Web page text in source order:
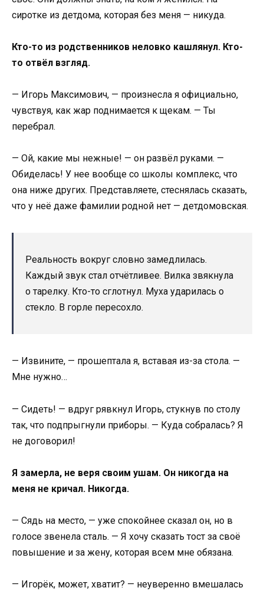
сиротке из детдома, которая без меня — никуда.
Кто-то из родственников неловко кашлянул. Кто-
то отвёл взгляд.
— Игорь Максимович, — произнесла я официально,
чувствуя, как жар поднимается к щекам. — Ты
перебрал.
— Ой, какие мы нежные! — он развёл руками. —
Обиделась! У нее вообще со школы комплекс, что
она ниже других. Представляете, стеснялась сказать,
что у неё даже фамилии родной нет — детдомовская.
Реальность вокруг словно замедлилась.
Каждый звук стал отчётливее. Вилка звякнула
о тарелку. Кто-то сглотнул. Муха ударилась о
стекло. В горле пересохло.
— Извините, — прошептала я, вставая из-за стола. —
Мне нужно…
— Сидеть! — вдруг рявкнул Игорь, стукнув по столу
так, что подпрыгнули приборы. — Куда собралась? Я
не договорил!
Я замерла, не веря своим ушам. Он никогда на
меня не кричал. Никогда.
— Сядь на место, — уже спокойнее сказал он, но в
голосе звенела сталь. — Я хочу сказать тост за своё
повышение и за жену, которая всем мне обязана.
— Игорёк, может, хватит? — неуверенно вмешалась